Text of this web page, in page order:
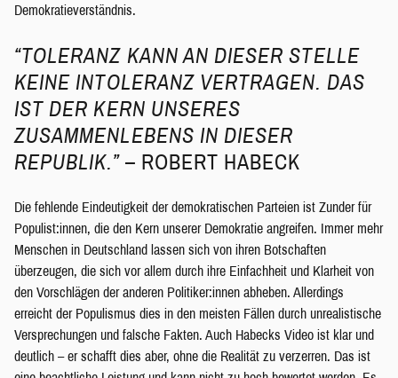
Demokratieverständnis.
“TOLERANZ KANN AN DIESER STELLE
KEINE INTOLERANZ VERTRAGEN. DAS
IST DER KERN UNSERES
ZUSAMMENLEBENS IN DIESER
REPUBLIK.”– ROBERT HABECK
Die fehlende Eindeutigkeit der demokratischen Parteien ist Zunder für
Populist:innen, die den Kern unserer Demokratie angreifen. Immer mehr
Menschen in Deutschland lassen sich von ihren Botschaften
überzeugen, die sich vor allem durch ihre Einfachheit und Klarheit von
den Vorschlägen der anderen Politiker:innen abheben. Allerdings
erreicht der Populismus dies in den meisten Fällen durch unrealistische
Versprechungen und falsche Fakten. Auch Habecks Video ist klar und
deutlich – er schafft dies aber, ohne die Realität zu verzerren. Das ist